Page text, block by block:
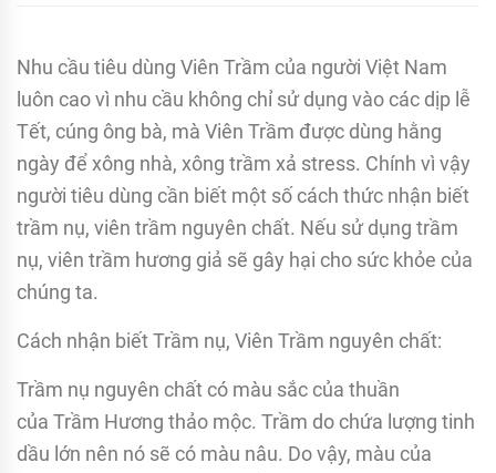
Nhu cầu tiêu dùng Viên Trầm của người Việt Nam
luôn cao vì nhu cầu không chỉ sử dụng vào các dịp lễ
Tết, cúng ông bà, mà Viên Trầm được dùng hằng
ngày để xông nhà, xông trầm xả stress. Chính vì vậy
người tiêu dùng cần biết một số cách thức nhận biết
trầm nụ, viên trầm nguyên chất. Nếu sử dụng trầm
nụ, viên trầm hương giả sẽ gây hại cho sức khỏe của
chúng ta.
Cách nhận biết Trầm nụ, Viên Trầm nguyên chất:
Trầm nụ nguyên chất có màu sắc của thuần
của Trầm Hương thảo mộc. Trầm do chứa lượng tinh
dầu lớn nên nó sẽ có màu nâu. Do vậy, màu của